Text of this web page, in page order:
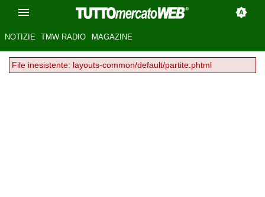
NOTIZIE TMW RADIO MAGAZINE
File inesistente: layouts-common/default/partite.phtml